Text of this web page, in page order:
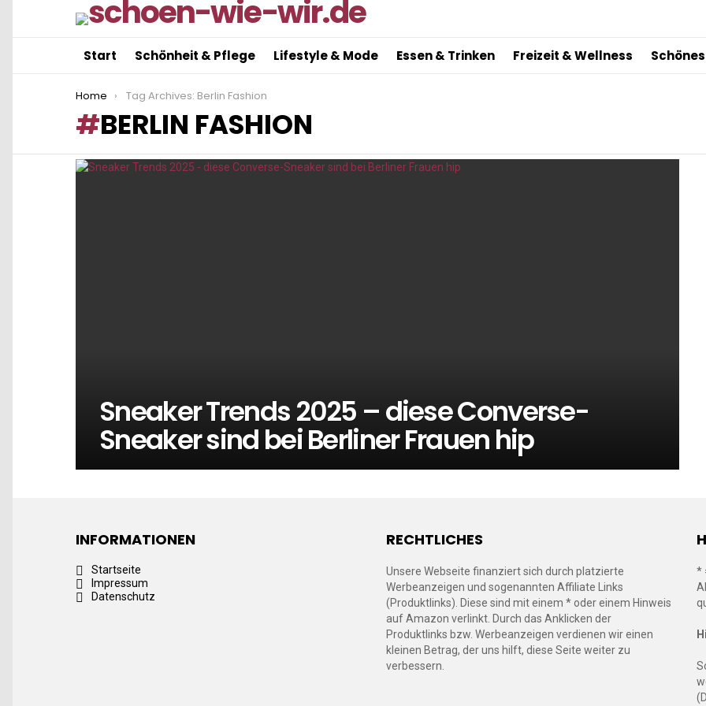
Start Schönheit & Pflege Lifestyle & Mode Essen & Trinken Freizeit & Wellness
You are here:
Home Tag Archives: Berlin Fashion
BERLIN FASHION
LATEST
Sneaker Trends 2025 – diese Converse-
Sneaker sind bei Berliner Frauen hip
INFORMATIONEN
Startseite
Impressum
Datenschutz
RECHTLICHES
Unsere Webseite finanziert sich durch platzierte
Werbeanzeigen und sogenannten Affiliate Links
(Produktlinks). Diese sind mit einem * oder einem Hinweis
auf Amazon verlinkt. Durch das Anklicken der
Produktlinks bzw. Werbeanzeigen verdienen wir einen
kleinen Betrag, der uns hilft, diese Seite weiter zu
verbessern.
*